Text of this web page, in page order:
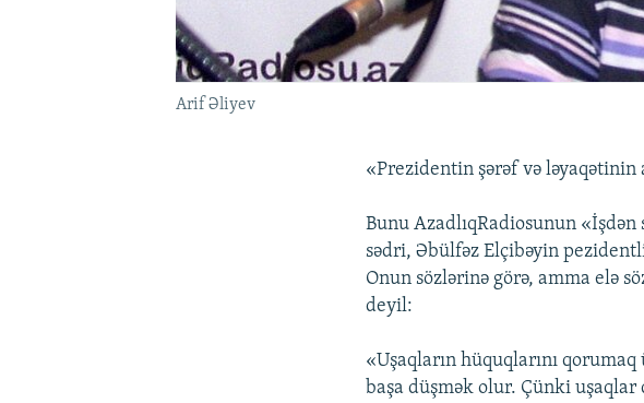
Arif Əliyev
«Prezidentin şərəf və ləyaqətinin
Bunu AzadlıqRadiosunun
sədri, Əbülfəz Elçibəyin
Onun sözlərinə görə, amma elə
deyil:
«Uşaqların hüquqlarını
başa düşmək olur. Çünki